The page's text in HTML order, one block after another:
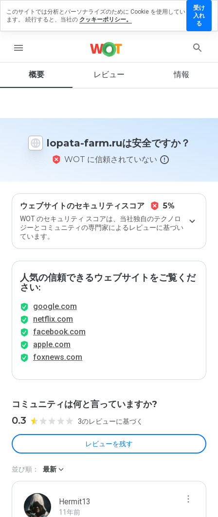
menu
概要 レビュー 情報
lopata-farm.ruは安全ですか？
WOT に信頼されていない
ウェブサイトのセキュリティスコア 5%
WOT のセキュリティ スコアは、当社独自のテクノロ
ジーとコミュニティの専門家によるレビューに基づい
ています。
人気の信頼できるウェブサイトをご覧くだ
さい:
google.com
netflix.com
facebook.com
apple.com
foxnews.com
コミュニティは何と言っていますか?
0.3 3のレビューに基づく
レビューを残す
レビ
ウェ
よう
に評
価し
ます
か？
並び順： 最新
Hermit13
11年前
このサイトでは分析とパーソナライズのために Cookie を使用してい
ます。 続行すると、当社の クッキーポリシー。
受け
入れ
る